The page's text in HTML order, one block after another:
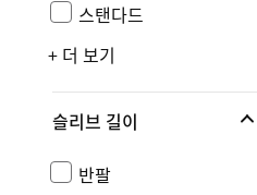
스탠다드
+ 더 보기
슬리브 길이
반팔